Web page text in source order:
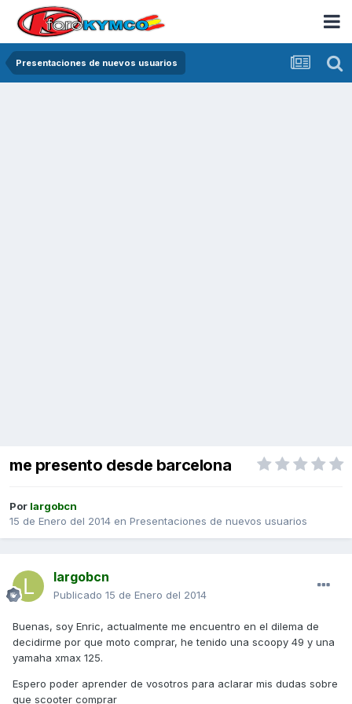
Presentaciones de nuevos usuarios
me presento desde barcelona
Por largobcn
15 de Enero del 2014 en Presentaciones de nuevos usuarios
largobcn
Publicado 15 de Enero del 2014
Buenas, soy Enric, actualmente me encuentro en el dilema de
decidirme por que moto comprar, he tenido una scoopy 49 y una
yamaha xmax 125.
Espero poder aprender de vosotros para aclarar mis dudas sobre
que scooter comprar